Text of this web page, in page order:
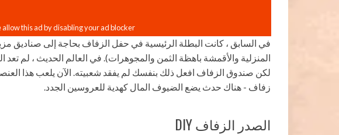
في السابق ، كانت البطلة الرئيسية في حفل الزفاف بحاجة إلى صناديق
المنزلية والأقمشة باهظة الثمن والمجوهرات). في العالم الحديث ، لم
لكن صندوق الزفاف افعل ذلك بنفسك لم يفقد شعبيته. الآن يلعب هذا
زفاف - هناك حدث يضع الضيوف المال كهدية للعروسين الجدد.
الصدر الزفاف DIY